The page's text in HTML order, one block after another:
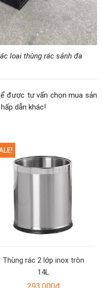
loại thùng rác sảnh đa
được tư vấn chọn mua sản
dẫn khác!
Thùng rác 2 lớp inox tròn
14L